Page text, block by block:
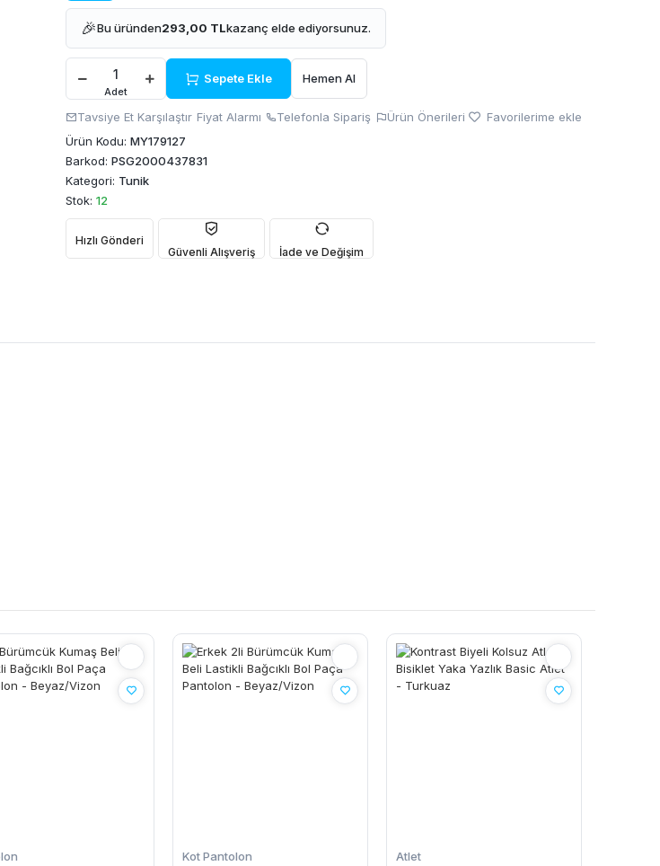
🎉Bu üründen293,00 TLkazanç elde ediyorsunuz.
Adet
Sepete Ekle Hemen Al
Tavsiye Et Karşılaştır Fiyat Alarmı Telefonla Sipariş Ürün Önerileri
Favorilerime ekle
Ürün Kodu: MY179127
Barkod: PSG2000437831
Kategori: Tunik
Stok: 12
Hızlı Gönderi
Güvenli Alışveriş
İade ve Değişim
Kot Pantolon Atlet